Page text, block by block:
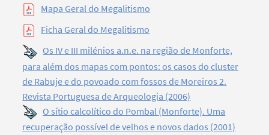
Mapa Geral do Megalitismo
Ficha Geral do Megalitismo
Os IV e III milénios a.n.e. na região de Monforte,
para além dos mapas com pontos: os casos do cluster
de Rabuje e do povoado com fossos de Moreiros 2.
Revista Portuguesa de Arqueologia (2006)
O sítio calcolítico do Pombal (Monforte). Uma
recuperação possível de velhos e novos dados (2001)